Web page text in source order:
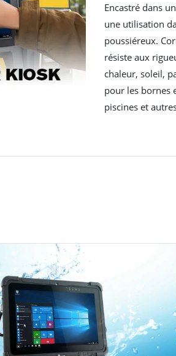
Encastré dans
une utilisation
poussiéreux.
résiste aux
chaleur, soleil,
pour les bornes
piscines et